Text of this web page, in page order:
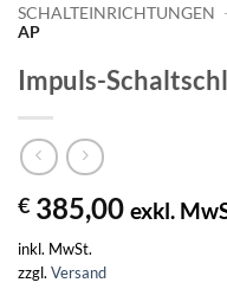
SCHALTEINRICHTUNGEN -
AP
Impuls-
€ 385,00 exkl.
inkl. MwSt.
zzgl. Versand